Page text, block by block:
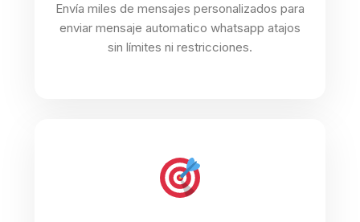
Envía miles de mensajes personalizados para
enviar mensaje automatico whatsapp atajos
sin límites ni restricciones.